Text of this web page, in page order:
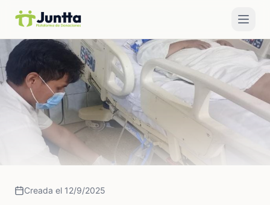
Creada el 12/9/2025